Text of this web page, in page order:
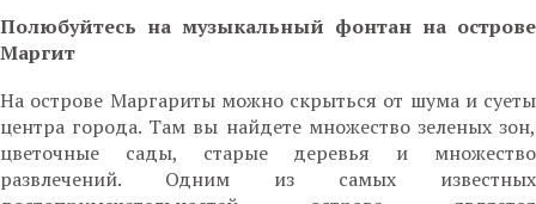
Полюбуйтесь на музыкальный фонтан на острове
Маргит
На острове Маргариты можно скрыться от шума и суеты
центра города. Там вы найдете множество зеленых зон,
цветочные сады, старые деревья и множество
развлечений. Одним из самых известных